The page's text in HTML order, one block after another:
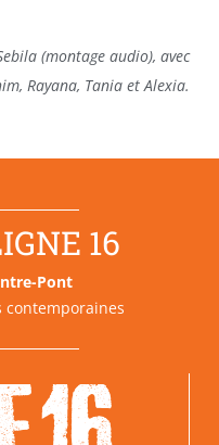
(montage audio), avec
Rayana, Tania et Alexia.
16
Pont
contemporaines